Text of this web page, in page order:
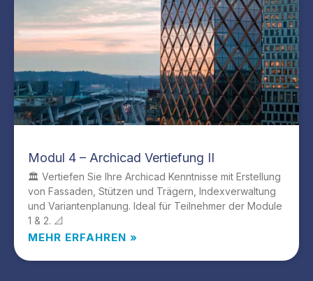
Modul 4 – Archicad Vertiefung II
🏛️ Vertiefen Sie Ihre Archicad Kenntnisse mit Erstellung
von Fassaden, Stützen und Trägern, Indexverwaltung
und Variantenplanung. Ideal für Teilnehmer der Module
1 & 2. 📐
MEHR ERFAHREN »